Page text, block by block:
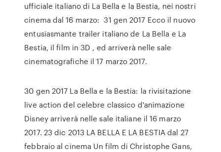
ufficiale italiano di La Bella e la Bestia, nei nostri
cinema dal 16 marzo: 31 gen 2017 Ecco il nuovo
entusiasmante trailer italiano de La Bella e La
Bestia, il film in 3D , ed arriverà nelle sale
cinematografiche il 17 marzo 2017.
30 gen 2017 La Bella e la Bestia: la rivisitazione
live action del celebre classico d'animazione
Disney arriverà nelle sale italiane il 16 marzo
2017. 23 dic 2013 LA BELLA E LA BESTIA dal 27
febbraio al cinema Un film di Christophe Gans,